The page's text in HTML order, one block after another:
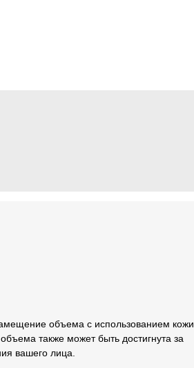
объема с использованием кожи
также может быть достигнута за
вашего лица.